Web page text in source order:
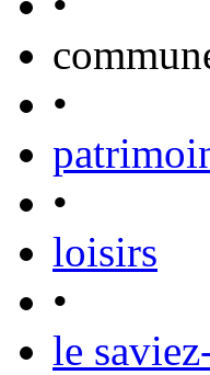
•
•
loisirs
•
le